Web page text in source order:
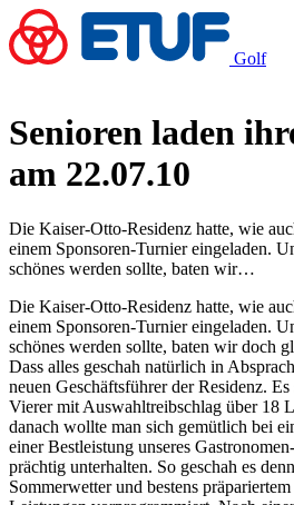
Golf
Senioren laden
am 22.07.10
Die Kaiser-Otto-Residenz hatte, wie
einem Sponsoren-Turnier eingeladen.
schönes werden sollte, baten wir…
Die Kaiser-Otto-Residenz hatte, wie
einem Sponsoren-Turnier eingeladen.
schönes werden sollte, baten wir doch
Dass alles geschah natürlich in
neuen Geschäftsführer der Residenz.
Vierer mit Auswahltreibschlag über 18
danach wollte man sich gemütlich bei
einer Bestleistung unseres
prächtig unterhalten. So geschah es
Sommerwetter und bestens